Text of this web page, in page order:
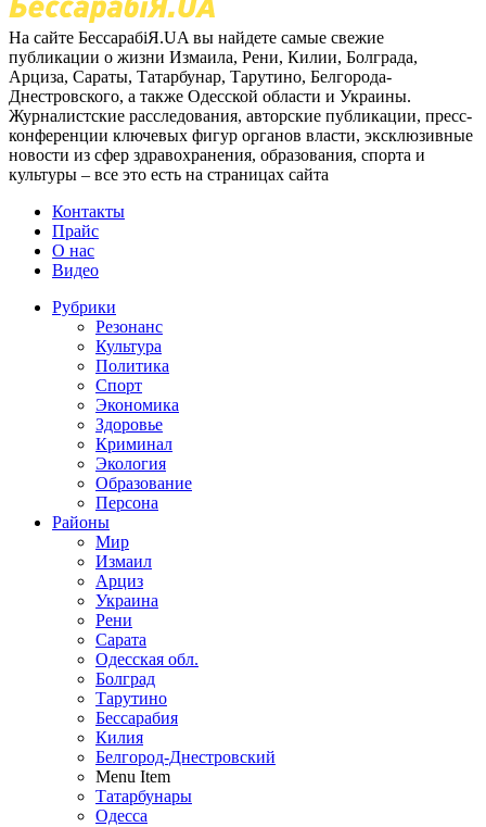
На сайте БессарабіЯ.UA вы найдете самые свежие
публикации о жизни Измаила, Рени, Килии, Болграда,
Арциза, Сараты, Татарбунар, Тарутино, Белгорода-
Днестровского, а также Одесской области и Украины.
Журналистские расследования, авторские публикации, пресс-
конференции ключевых фигур органов власти, эксклюзивные
новости из сфер здравохранения, образования, спорта и
культуры – все это есть на страницах сайта
Контакты
Прайс
О нас
Видео
Рубрики
Резонанс
Культура
Политика
Спорт
Экономика
Здоровье
Криминал
Экология
Образование
Персона
Районы
Мир
Измаил
Арциз
Украина
Рени
Сарата
Одесская обл.
Болград
Тарутино
Бессарабия
Килия
Белгород-Днестровский
Menu Item
Татарбунары
Одесса